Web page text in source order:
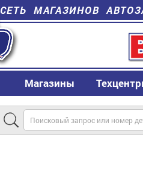
СЕТЬ МАГАЗИНОВ
Магазины